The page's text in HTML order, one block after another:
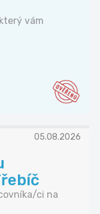
vám
05.08.2026
ci na